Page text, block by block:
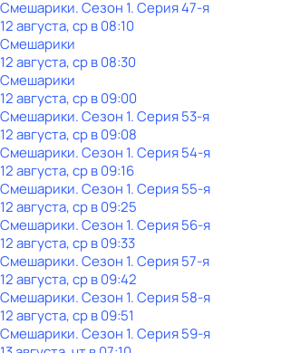
Смешарики. Сезон 1. Серия 47-я
12 августа, ср в 08:10
Смешарики
12 августа, ср в 08:30
Смешарики
12 августа, ср в 09:00
Смешарики. Сезон 1. Серия 53-я
12 августа, ср в 09:08
Смешарики. Сезон 1. Серия 54-я
12 августа, ср в 09:16
Смешарики. Сезон 1. Серия 55-я
12 августа, ср в 09:25
Смешарики. Сезон 1. Серия 56-я
12 августа, ср в 09:33
Смешарики. Сезон 1. Серия 57-я
12 августа, ср в 09:42
Смешарики. Сезон 1. Серия 58-я
12 августа, ср в 09:51
Смешарики. Сезон 1. Серия 59-я